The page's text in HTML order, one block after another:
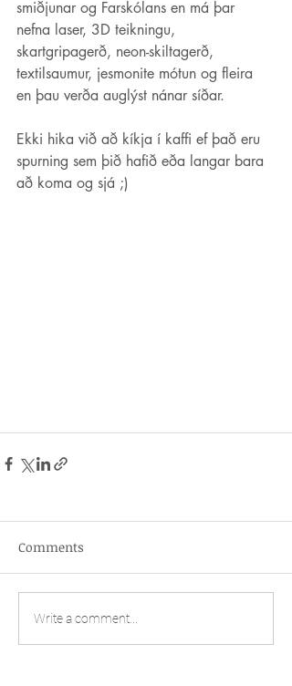
smiðjunar og Farskólans en má þar
nefna laser, 3D teikningu,
skartgripagerð, neon-skiltagerð,
textilsaumur, jesmonite mótun og fleira
en þau verða auglýst nánar síðar.
Ekki hika við að kíkja í kaffi ef það eru
spurning sem þið hafið eða langar bara
að koma og sjá ;)
Comments
Write a comment...